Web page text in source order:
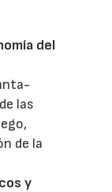
del
las
de la
y